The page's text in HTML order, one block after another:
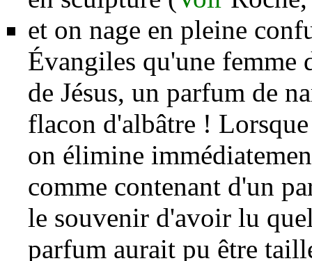
et on nage en pleine
Évangiles qu'une femme
de Jésus, un parfum de
flacon d'albâtre !
on élimine
comme contenant d'un
le souvenir d'avoir lu
parfum aurait pu être